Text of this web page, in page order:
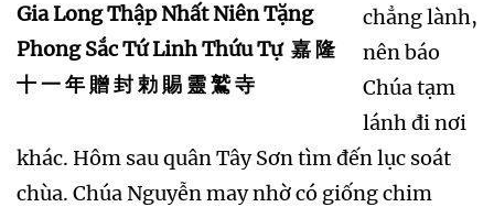
Gia Long Thập Nhất Niên Tặng
Phong Sắc Tứ Linh Thứu Tự 嘉 隆
十 一 年 贈 封 勅 賜 靈 鷲 寺
chẳng lành,
nên báo
Chúa tạm
lánh đi nơi
khác. Hôm sau quân Tây Sơn tìm đến lục soát
chùa. Chúa Nguyễn may nhờ có giống chim